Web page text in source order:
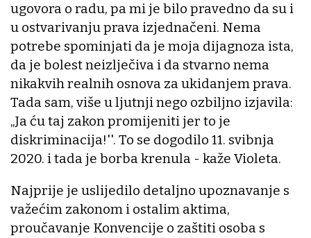
ugovora o radu, pa mi je bilo pravedno da su i
u ostvarivanju prava izjednačeni. Nema
potrebe spominjati da je moja dijagnoza ista,
da je bolest neizlječiva i da stvarno nema
nikakvih realnih osnova za ukidanjem prava.
Tada sam, više u ljutnji nego ozbiljno izjavila:
„Ja ću taj zakon promijeniti jer to je
diskriminacija!''. To se dogodilo 11. svibnja
2020. i tada je borba krenula - kaže Violeta.
Najprije je uslijedilo detaljno upoznavanje s
važećim zakonom i ostalim aktima,
proučavanje Konvencije o zaštiti osoba s